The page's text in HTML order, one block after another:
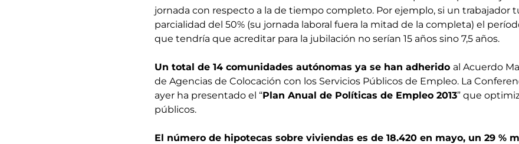
jornada con respecto a la de tiempo completo. Por ejemplo, si un trabajador
parcialidad del 50% (su jornada laboral fuera la mitad de la completa) el
que tendría que acreditar para la jubilación no serían 15 años sino 7,5 años.
Un total de 14 comunidades autónomas ya se han adherido al Acuerdo
de Agencias de Colocación con los Servicios Públicos de Empleo. La
ayer ha presentado el “Plan Anual de Políticas de Empleo 2013” que
públicos.
El número de hipotecas sobre viviendas es de 18.420 en mayo, un 29 %